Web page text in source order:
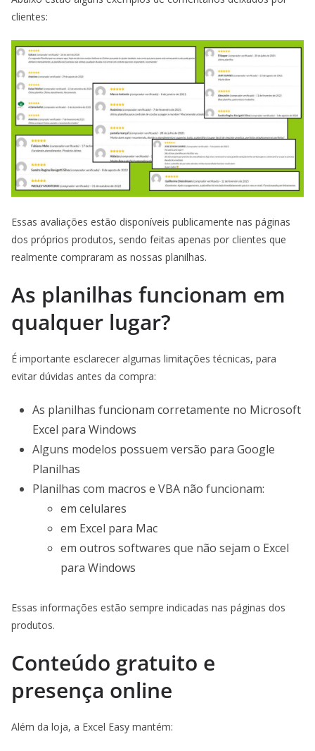
clientes:
Essas avaliações estão disponíveis publicamente nas páginas
dos próprios produtos, sendo feitas apenas por clientes que
realmente compraram as nossas planilhas.
As planilhas funcionam em
qualquer lugar?
É importante esclarecer algumas limitações técnicas, para
evitar dúvidas antes da compra:
As planilhas funcionam corretamente no Microsoft
Excel para Windows
Alguns modelos possuem versão para Google
Planilhas
Planilhas com macros e VBA não funcionam:
em celulares
em Excel para Mac
em outros softwares que não sejam o Excel
para Windows
Essas informações estão sempre indicadas nas páginas dos
produtos.
Conteúdo gratuito e
presença online
Além da loja, a Excel Easy mantém: